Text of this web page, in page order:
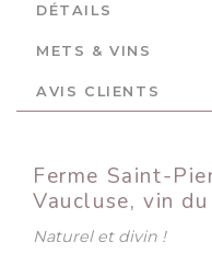
DÉTAILS
METS & VINS
AVIS CLIENTS
Ferme Saint-
Vaucluse, vin
Naturel et divin !